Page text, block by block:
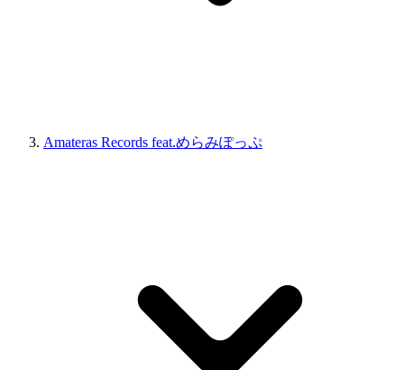
Amateras Records feat.めらみぽっぷ